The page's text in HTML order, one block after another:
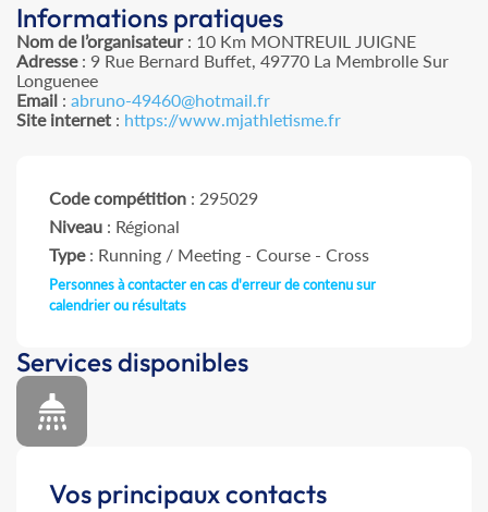
Informations pratiques
Nom de l’organisateur: 10 Km MONTREUIL JUIGNE
Adresse: 9 Rue Bernard Buffet, 49770 La Membrolle Sur
Longuenee
Email : abruno-49460@hotmail.fr
Site internet : https://www.mjathletisme.fr
Code compétition : 295029
Niveau : Régional
Type: Running / Meeting - Course - Cross
Personnes à contacter en cas d'erreur de contenu sur
calendrier ou résultats
Services disponibles
Vos principaux contacts